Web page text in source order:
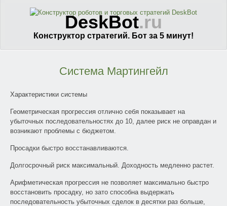
DeskBot.ru
Конструктор стратегий. Бот за 5 минут!
Система Мартингейл
Характеристики системы
Геометрическая прогрессия отлично себя показывает на
убыточных последовательностях до 10, далее риск не оправдан и
возникают проблемы с бюджетом.
Просадки быстро восстанавливаются.
Долгосрочный риск максимальный. Доходность медленно растет.
Арифметическая прогрессия не позволяет максимально быстро
восстановить просадку, но зато способна выдержать
последовательность убыточных сделок в десятки раз больше,